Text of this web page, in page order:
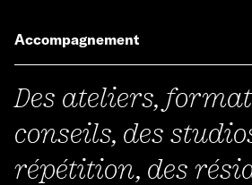
Accompagnement
Des ateliers,
conseils, des
répétition, des